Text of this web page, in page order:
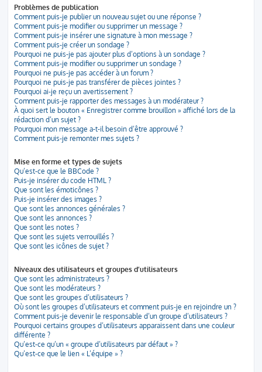
Problèmes de publication
Comment puis-je publier un nouveau sujet ou une réponse ?
Comment puis-je modifier ou supprimer un message ?
Comment puis-je insérer une signature à mon message ?
Comment puis-je créer un sondage ?
Pourquoi ne puis-je pas ajouter plus d’options à un sondage ?
Comment puis-je modifier ou supprimer un sondage ?
Pourquoi ne puis-je pas accéder à un forum ?
Pourquoi ne puis-je pas transférer de pièces jointes ?
Pourquoi ai-je reçu un avertissement ?
Comment puis-je rapporter des messages à un modérateur ?
À quoi sert le bouton « Enregistrer comme brouillon » affiché lors de la
rédaction d’un sujet ?
Pourquoi mon message a-t-il besoin d’être approuvé ?
Comment puis-je remonter mes sujets ?
Mise en forme et types de sujets
Qu’est-ce que le BBCode ?
Puis-je insérer du code HTML ?
Que sont les émoticônes ?
Puis-je insérer des images ?
Que sont les annonces générales ?
Que sont les annonces ?
Que sont les notes ?
Que sont les sujets verrouillés ?
Que sont les icônes de sujet ?
Niveaux des utilisateurs et groupes d’utilisateurs
Que sont les administrateurs ?
Que sont les modérateurs ?
Que sont les groupes d’utilisateurs ?
Où sont les groupes d’utilisateurs et comment puis-je en rejoindre un ?
Comment puis-je devenir le responsable d’un groupe d’utilisateurs ?
Pourquoi certains groupes d’utilisateurs apparaissent dans une couleur
différente ?
Qu’est-ce qu’un « groupe d’utilisateurs par défaut » ?
Qu’est-ce que le lien « L’équipe » ?